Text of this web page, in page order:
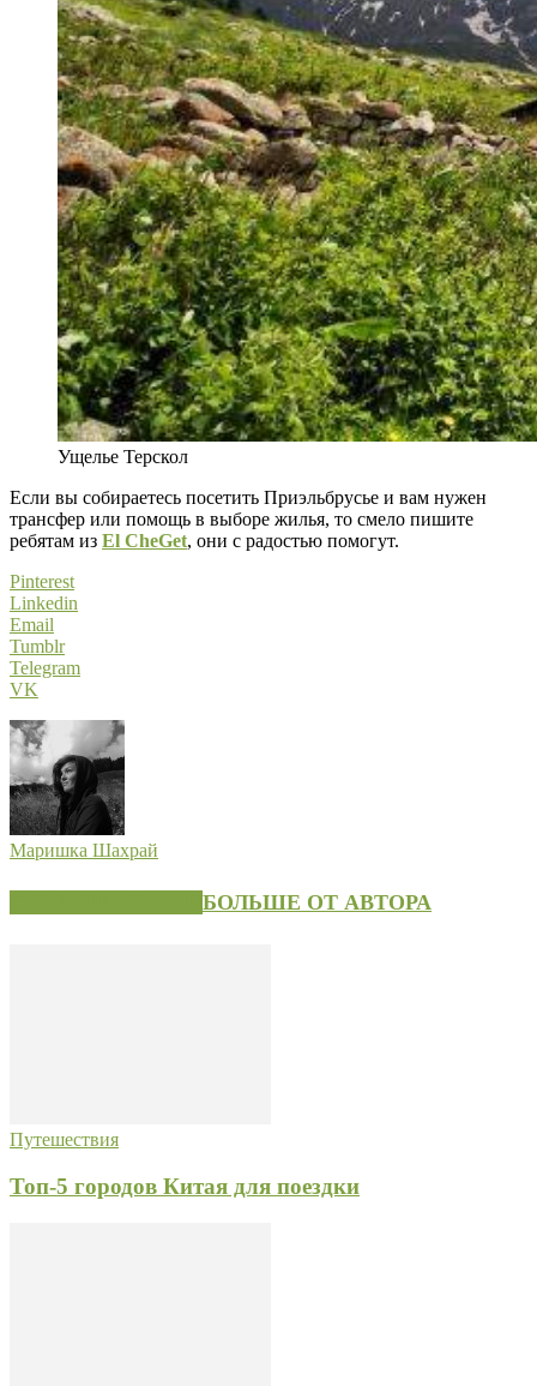
Ущелье Терскол
Если вы собираетесь посетить Приэльбрусье и вам нужен
трансфер или помощь в выборе жилья, то смело пишите
ребятам из El CheGet, они с радостью помогут.
Pinterest
Linkedin
Email
Tumblr
Telegram
VK
Маришка Шахрай
БОЛЬШЕ ОТ АВТОРА
Путешествия
Топ-5 городов Китая для поездки